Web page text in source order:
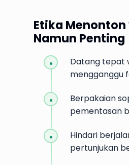
Etika
Namun Penting
Datang tepat
mengganggu
Berpakaian
pementasan
Hindari
pertunjukan